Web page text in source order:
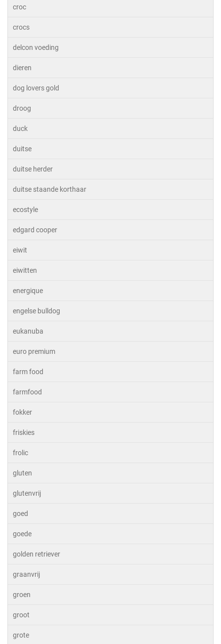
croc
crocs
delcon voeding
dieren
dog lovers gold
droog
duck
duitse
duitse herder
duitse staande korthaar
ecostyle
edgard cooper
eiwit
eiwitten
energique
engelse bulldog
eukanuba
euro premium
farm food
farmfood
fokker
friskies
frolic
gluten
glutenvrij
goed
goede
golden retriever
graanvrij
groen
groot
grote